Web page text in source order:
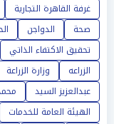
غرفة القاهرة التجارية
صحة
الدواجن
تحقيق الاكتفاء الذاتي
الزراعه
وزارة الزراعة
عبدالعزيز السيد
الهيئة العامة للخدمات